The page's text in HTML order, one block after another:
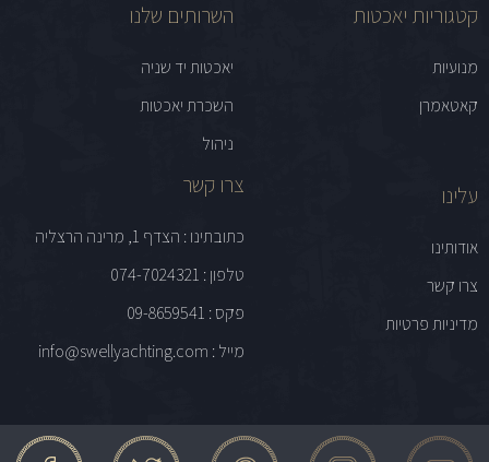
קטגוריות יאכטות
מנועיות
קאטאמרן
השרותים שלנו
יאכטות יד שניה
השכרת יאכטות
ניהול
עלינו
אודותינו
צרו קשר
מדיניות פרטיות
צרו קשר
כתובתינו : הצדף 1, מרינה הרצליה
טלפון : 074-7024321
פקס : 09-8659541
מייל : info@swellyachting.com